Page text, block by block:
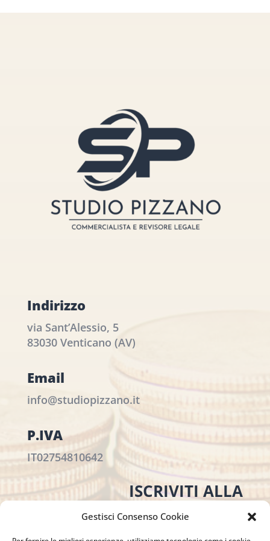
Gestisci Consenso Cookie
Indirizzo
via Sant’Alessio, 5
83030 Venticano (AV)
Email
info@studiopizzano.it
P.IVA
IT02754810642
ISCRIVITI ALLA
NEWSLETTER